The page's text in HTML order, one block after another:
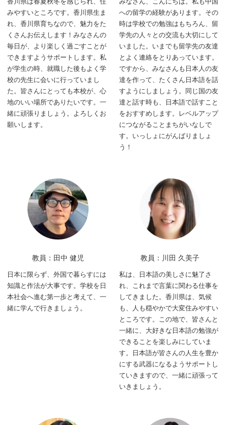
みやすいところです。香川県生ま
れ、香川県育ちなので、魅力をた
くさんお伝えします！みなさんの
毎日が、より楽しく過ごすことが
できますようサポートします。私
が学生の時、就職した後もよく学
校の先生に会いに行っていまし
た。皆さんにとっても本校が、心
地のいい場所でありたいです。一
緒に頑張りましょう。よろしくお
願いします。
への留学の経験があります。その
時は学校での勉強はもちろん、留
学先の人々との交流も大切にして
いました。いまでも留学先の友達
とよく連絡をとりあっています。
ですから、みなさんも日本人の友
達を作って、たくさん日本語を話
すようにしましょう。同じ国の友
達と話す時も、日本語で話すこと
をおすすめします。レベルアップ
につながることまちがいなしで
す。いっしょにがんばりましょ
う！
教員：田中 健児
日本に限らず、外国で暮らすには
知識と作法が大事です。学校を日
本社会へ進む第一歩と考えて、一
緒に学んで行きましょう。
教員：川田 久美子
私は、日本語の美しさに魅了さ
れ、これまで言葉に関わる仕事を
してきました。香川県は、気候
も、人も穏やかで大変住みやすい
ところです。この地で、皆さんと
一緒に、大好きな日本語の勉強が
できることを楽しみにしていま
す。日本語が皆さんの人生を豊か
にする武器になるようサポートし
ていきますので、一緒に頑張って
いきましょう。